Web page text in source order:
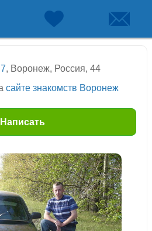
, Воронеж, Россия, 44
сайте знакомств Воронеж
Написать